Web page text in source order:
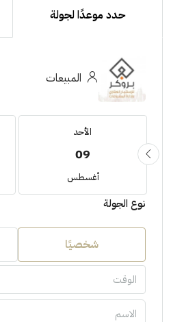
حدد موعدًا لجولة
المبيعات
الأحد
09
أغسطس
نوع الجولة
شخصيًا
الوقت